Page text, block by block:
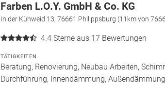
Farben L.O.Y. GmbH & Co. KG
In der Kühweid 13, 76661 Philippsburg (11km von
4.4 Sterne aus 17 Bewertungen
TÄTIGKEITEN
Beratung, Renovierung, Neubau Arbeiten,
Durchführung, Innendämmung,